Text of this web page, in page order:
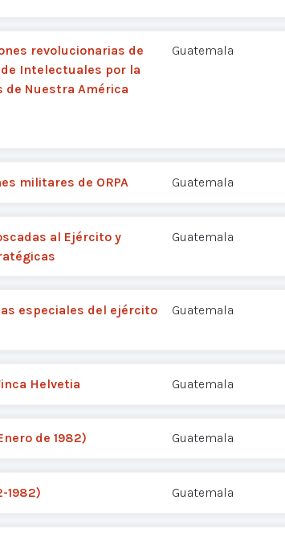
revolucionarias de
Intelectuales por la
de Nuestra América
Guatemala
militares de ORPA Guatemala
al Ejército y
Guatemala
especiales del ejército
Guatemala
Helvetia Guatemala
de 1982) Guatemala
1982) Guatemala